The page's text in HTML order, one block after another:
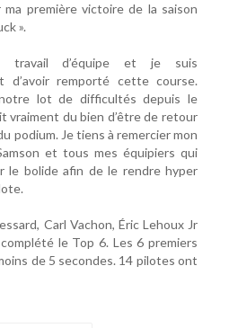
première victoire de la saison
».
travail d’équipe et je suis
d’avoir remporté cette course.
lot de difficultés depuis le
vraiment du bien d’être de retour
podium. Je tiens à remercier mon
et tous mes équipiers qui
bolide afin de le rendre hyper
Carl Vachon, Éric Lehoux Jr
le Top 6. Les 6 premiers
de 5 secondes. 14 pilotes ont